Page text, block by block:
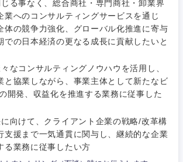
る事なく、総合商社・専門商社・卸業界
業へのコンサルティングサービスを通じ
体の競争力強化、グローバル化推進に寄与
での日本経済の更なる成長に貢献したいと
なコンサルティングノウハウを活用し、
と協業しながら、事業主体として新たなビ
開発、収益化を推進する業務に従事した
向けて、クライアント企業の戦略/改革構
支援まで一気通貫に関与し、継続的な企業
る業務に従事したい方
陸